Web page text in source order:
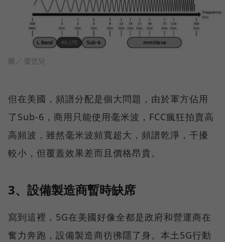
圖／ 愛范兒
但在美國，頻譜分配是個大問題，由於軍方佔用
了Sub-6，商用只能使用毫米波，FCC瘋狂拍賣高
高頻波，雖然毫米波頻寬超大，頻譜乾淨，干擾
較小，但覆蓋效果差而且價格昂貴。
3、設備製造商暫時缺席
寫到這裡，5G在美國好像全都是政府和營運商在
奮力奔跑，設備製造商彷彿隱了身。本土5G行動